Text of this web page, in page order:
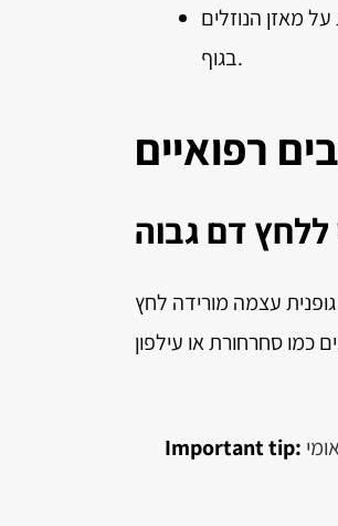
מאזן הנוזלים
בגוף.
רפואיים
ללחץ דם גבוה
עצמה מורידה לחץ
Important tip: